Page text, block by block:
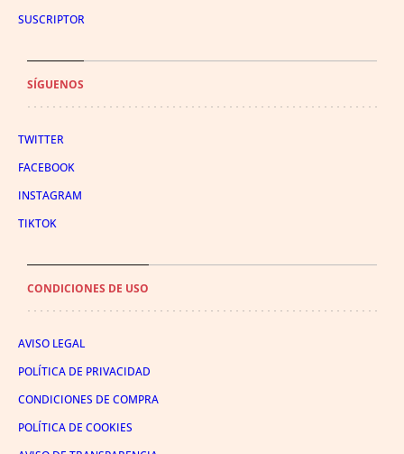
SUSCRIPTOR
SÍGUENOS
TWITTER
FACEBOOK
INSTAGRAM
TIKTOK
CONDICIONES DE USO
AVISO LEGAL
POLÍTICA DE PRIVACIDAD
CONDICIONES DE COMPRA
POLÍTICA DE COOKIES